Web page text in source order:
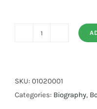
Nabuwat
quantity
SKU: 01020001
Categories: Biography,